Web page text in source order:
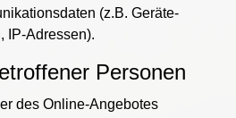
(z.B. Geräte-
IP-Adressen).
Personen
des Online-Angebotes